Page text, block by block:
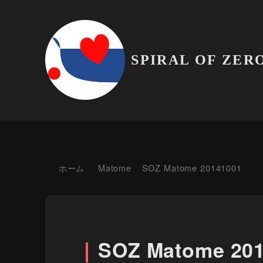
SPIRAL OF
ホーム Matome SOZ Matome 20141001
SOZ Matome